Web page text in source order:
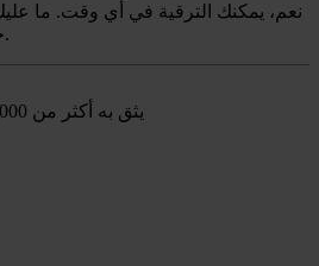
نعم، يمكنك الترقية في أي وقت. ما
حسابك واختيار خيار الترقية.
يثق به أكثر من 40,000,000 شخص حول العالم